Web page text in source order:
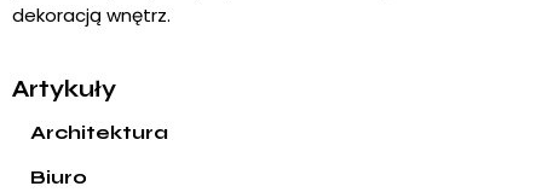
dekoracją wnętrz.
Artykuły
Architektura
Biuro